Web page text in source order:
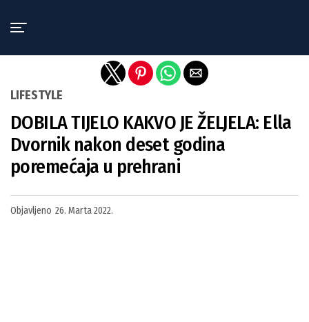
LIFESTYLE
DOBILA TIJELO KAKVO JE ŽELJELA: Ella
Dvornik nakon deset godina
poremećaja u prehrani
Objavljeno 26. Marta 2022.